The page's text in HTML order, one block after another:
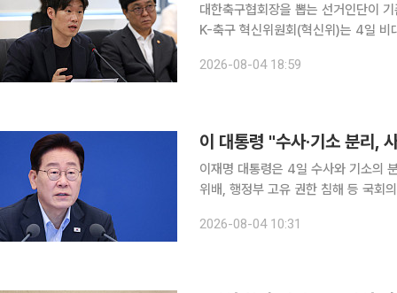
대한축구협회장을 뽑는 선거인단이
K-축구 혁신위원회(혁신위)는 4일 비
거인단 개편안을 기본 틀로 삼되 프로
2026-08-04 18:59
이 대통령 "수사·기소 분리,
이재명 대통령은 4일 수사와 기소의
위배, 행정부 고유 권한 침해 등 국회
은 이날 청와대 본관에서 주재한 제
2026-08-04 10:31